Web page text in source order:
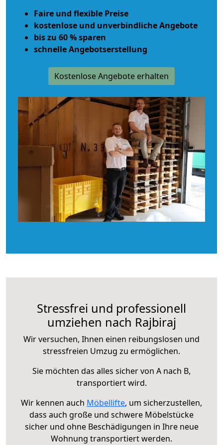
Faire und flexible Preise
kostenlose und unverbindliche Angebote
bis zu 60 % sparen
schnelle Angebotserstellung
Kostenlose Angebote erhalten
Stressfrei und professionell
umziehen nach Rajbiraj
Wir versuchen, Ihnen einen reibungslosen und
stressfreien Umzug zu ermöglichen.
Sie möchten das alles sicher von A nach B,
transportiert wird.
Wir kennen auch Möbellifte, um sicherzustellen,
dass auch große und schwere Möbelstücke
sicher und ohne Beschädigungen in Ihre neue
Wohnung transportiert werden.